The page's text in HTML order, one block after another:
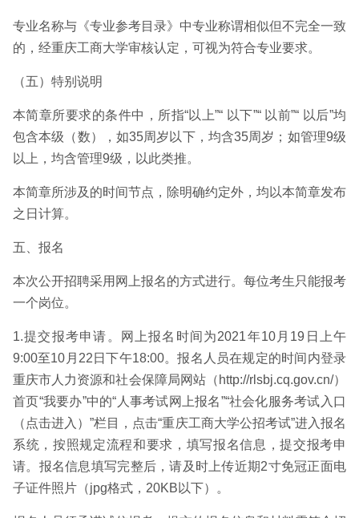
专业名称与《专业参考目录》中专业称谓相似但不完全一致
的，经重庆工商大学审核认定，可视为符合专业要求。
（五）特别说明
本简章所要求的条件中，所指“以上”“ 以下”“ 以前”“ 以后”均
包含本级（数），如35周岁以下，均含35周岁；如管理9级
以上，均含管理9级，以此类推。
本简章所涉及的时间节点，除明确约定外，均以本简章发布
之日计算。
五、报名
本次公开招聘采用网上报名的方式进行。每位考生只能报考
一个岗位。
1.提交报考申请。网上报名时间为2021年10月19日上午
9:00至10月22日下午18:00。报名人员在规定的时间内登录
重庆市人力资源和社会保障局网站（http://rlsbj.cq.gov.cn/）
首页“我要办”中的“人事考试网上报名”“社会化服务考试入口
（点击进入）”栏目，点击“重庆工商大学公招考试”进入报名
系统，按照规定流程和要求，填写报名信息，提交报考申
请。报名信息填写完整后，请及时上传近期2寸免冠正面电
子证件照片（jpg格式，20KB以下）。